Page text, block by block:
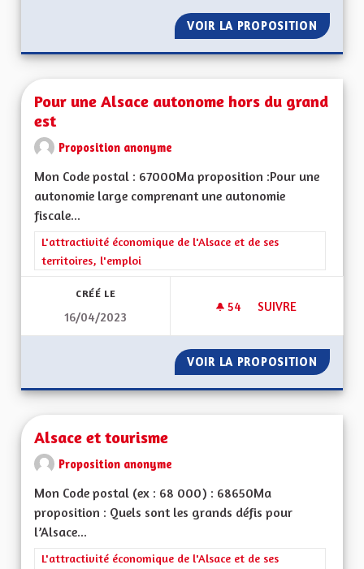
VOIR LA PROPOSITION
Pour une Alsace autonome hors du grand
est
Proposition anonyme
Mon Code postal : 67000Ma proposition :Pour une
autonomie large comprenant une autonomie
fiscale...
Filtrer les résultats de la catégorie : L'attractivité
L'attractivité économique de l'Alsace et de ses
territoires, l'emploi
CRÉÉ LE
16/04/2023
54 54 ABONNÉS
SUIVRE
VOIR LA PROPOSITION POUR
Alsace et tourisme
Proposition anonyme
Mon Code postal (ex : 68 000) : 68650Ma
proposition : Quels sont les grands défis pour
l’Alsace...
Filtrer les résultats de la catégorie : L'attractivité
L'attractivité économique de l'Alsace et de ses